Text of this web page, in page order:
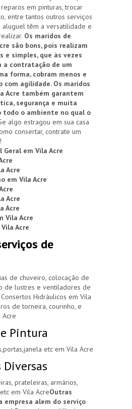
em pinturas, trocar
entre tantos outros serviços
têm a versatilidade e
Os maridos de
são bons, pois realizam
e simples, que às vezes
a contratação de um
forma, cobram menos e
com agilidade. Os maridos
Acre também garantem
segurança e muita
todo o ambiente no qual o
algo estragou em sua casa
consertar, contrate um
Geral em Vila Acre
Acre
em Vila Acre
Acre
Acre
Vila Acre
Acre
de
de chuveiro, colocação de
de lustres e ventiladores de
Hidráulicos em Vila
de torneira, courinho, e
Acre
Pintura
etc em Vila Acre
Diversas
prateleiras, armários,
em Vila AcreOutras
empresa alem do serviço